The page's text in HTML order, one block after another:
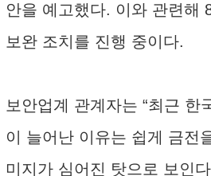
안을 예고했다. 이와 관련해
보완 조치를 진행 중이다.
보안업계 관계자는 “최근 한
이 늘어난 이유는 쉽게 금전
미지가 심어진 탓으로 보인